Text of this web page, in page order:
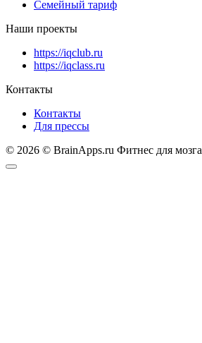
Семейный тариф
Наши проекты
https://iqclub.ru
https://iqclass.ru
Контакты
Контакты
Для прессы
© 2026 © BrainApps.ru Фитнес для мозга